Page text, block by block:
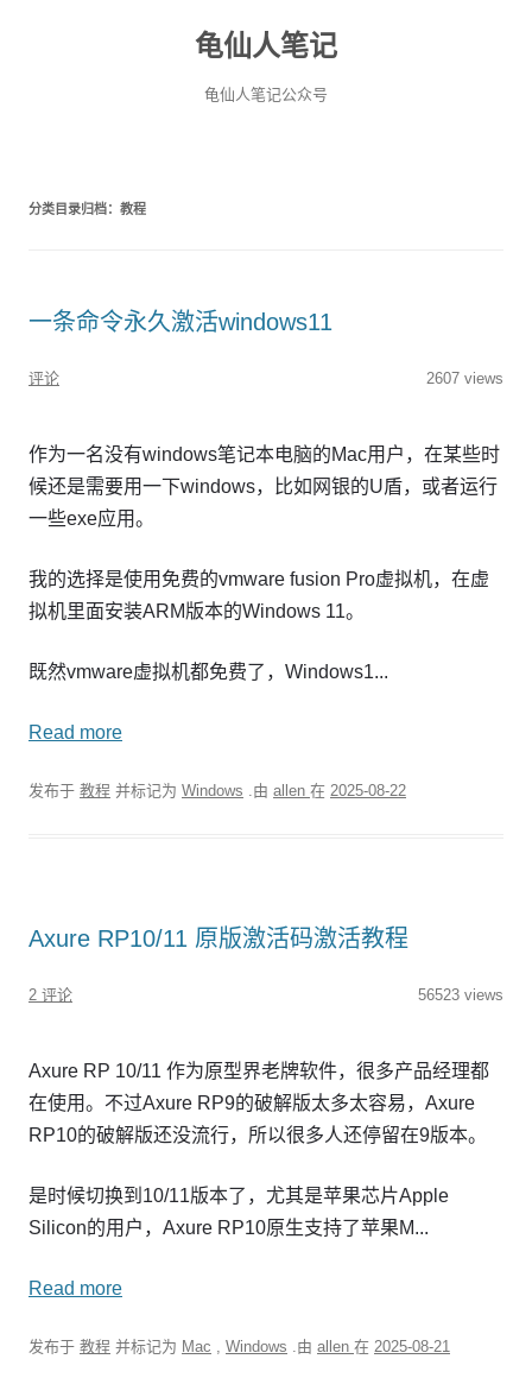
龟仙人笔记
龟仙人笔记公众号
分类目录归档： 教程
一条命令永久激活windows11
评论 2607 views
作为一名没有windows笔记本电脑的Mac用户，在某些时
候还是需要用一下windows，比如网银的U盾，或者运行
一些exe应用。
我的选择是使用免费的vmware fusion Pro虚拟机，在虚
拟机里面安装ARM版本的Windows 11。
既然vmware虚拟机都免费了，Windows1...
Read more
发布于 教程 并标记为 Windows .由 allen 在 2025-08-22
Axure RP10/11 原版激活码激活教程
2 评论 56523 views
Axure RP 10/11 作为原型界老牌软件，很多产品经理都
在使用。不过Axure RP9的破解版太多太容易，Axure
RP10的破解版还没流行，所以很多人还停留在9版本。
是时候切换到10/11版本了，尤其是苹果芯片Apple
Silicon的用户，Axure RP10原生支持了苹果M...
Read more
发布于 教程 并标记为 Mac , Windows .由 allen 在 2025-08-21